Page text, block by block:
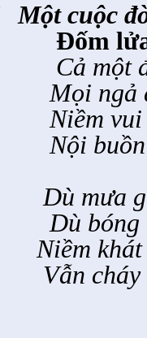
Một cuộc
Đốm
Cả một
Mọi ngả
Niềm
Nội
Dù mưa
Dù
Niềm
Vẫn cháy